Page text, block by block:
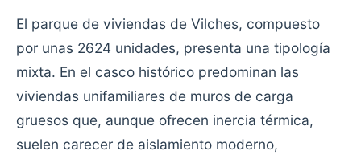
El parque de viviendas de Vilches, compuesto
por unas 2624 unidades, presenta una tipología
mixta. En el casco histórico predominan las
viviendas unifamiliares de muros de carga
gruesos que, aunque ofrecen inercia térmica,
suelen carecer de aislamiento moderno,